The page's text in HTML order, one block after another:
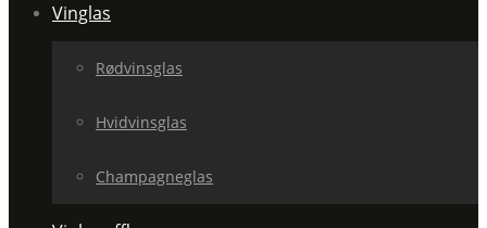
Vinglas
Rødvinsglas
Hvidvinsglas
Champagneglas